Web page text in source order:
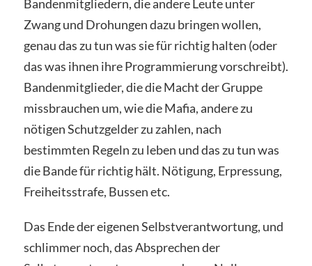
Bandenmitgliedern, die andere Leute unter
Zwang und Drohungen dazu bringen wollen,
genau das zu tun was sie für richtig halten (oder
das was ihnen ihre Programmierung vorschreibt).
Bandenmitglieder, die die Macht der Gruppe
missbrauchen um, wie die Mafia, andere zu
nötigen Schutzgelder zu zahlen, nach
bestimmten Regeln zu leben und das zu tun was
die Bande für richtig hält. Nötigung, Erpressung,
Freiheitsstrafe, Bussen etc.
Das Ende der eigenen Selbstverantwortung, und
schlimmer noch, das Absprechen der